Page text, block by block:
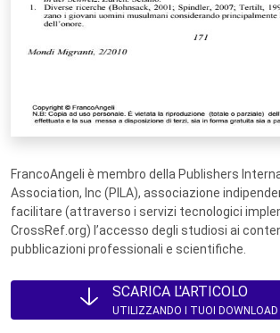
FrancoAngeli è membro della Publishers
Association, Inc (PILA), associazione
facilitare (attraverso i servizi tecnologici
CrossRef.org) l’accesso degli studiosi ai
pubblicazioni professionali e scientifiche.
SCARICA L'ARTICOLO
UTILIZZANDO I TUOI DOWNLOAD